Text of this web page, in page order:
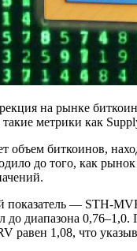
на рынке
такие метрики как
объем биткоинов,
до того, как рынок
— STH-
до диапазона
равен 1,08, что